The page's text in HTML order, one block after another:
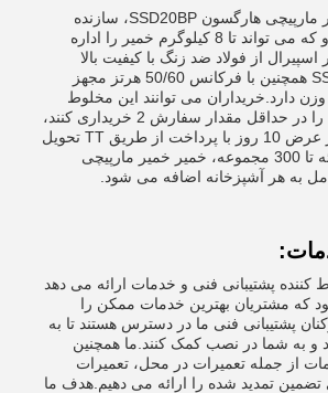
معرفی میکسر خمیر مارپیچی هارگسون SSD20BP، سازنده
خمیر مارپیچی پیشرو که می تواند تا 8 کیلوگرم خمیر را اداره
از فولاد ضد زنگ با کيفيت بالا
ساخته شدهSSD20BP همچنین با فرکانس 50/60 هرتز مجهز
وزن دارد.خریداران می توانند این مخلوط
کننده خمیر مارپیچی را در حداقل مقدار سفارش 2 خریداری کنند،
و تمام سفارشات در عرض 10 روز با پرداخت از طریق TT تحویل
داده می شود. با ارائه تا 300 مجموعه، خمیر خمیر مارپیچی
کننده پشتیبانی فنی و خدمات ارائه می دهد
که مشتریان بهترین خدمات ممکن را
پشتیبانی فنی ما در دسترس هستند تا به
و به شما در نصب کمک کنند.ما همچنین
از جمله تعمیرات در محل، تعمیرات
تضمین تمدید شده را ارائه می دهیم.هدف ما